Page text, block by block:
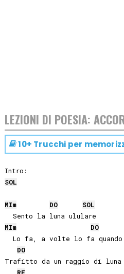
LEZIONI DI POESIA:
10+ Trucchi per
SOL
MIm DO
SOL
MIm DO
Lo fa, a volte lo fa
DO
Trafitto da un raggio di luna